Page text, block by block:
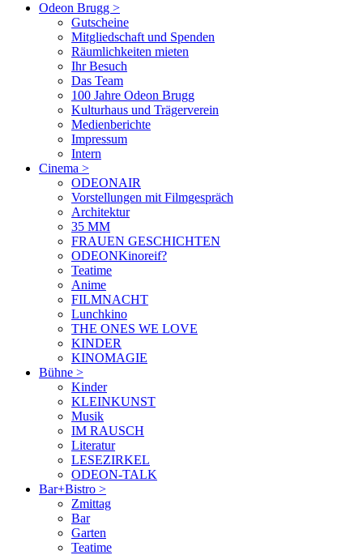
Odeon Brugg >
Gutscheine
Mitgliedschaft und Spenden
Räumlichkeiten mieten
Ihr Besuch
Das Team
100 Jahre Odeon Brugg
Kulturhaus und Trägerverein
Medienberichte
Impressum
Intern
Cinema >
ODEONAIR
Vorstellungen mit Filmgespräch
Architektur
35 MM
FRAUEN GESCHICHTEN
ODEONKinoreif?
Teatime
Anime
FILMNACHT
Lunchkino
THE ONES WE LOVE
KINDER
KINOMAGIE
Bühne >
Kinder
KLEINKUNST
Musik
IM RAUSCH
Literatur
LESEZIRKEL
ODEON-TALK
Bar+Bistro >
Zmittag
Bar
Garten
Teatime